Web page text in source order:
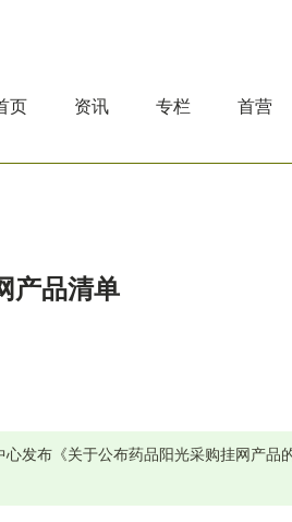
页 资讯 专栏 首营
产品清单
发布《关于公布药品阳光采购挂网产品